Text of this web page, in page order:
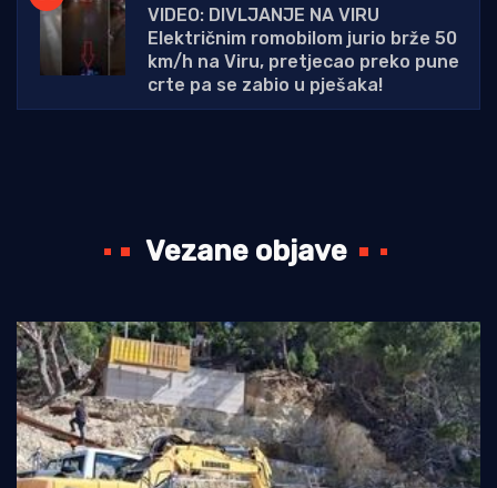
VIDEO: DIVLJANJE NA VIRU
Električnim romobilom jurio brže 50
km/h na Viru, pretjecao preko pune
crte pa se zabio u pješaka!
Vezane objave